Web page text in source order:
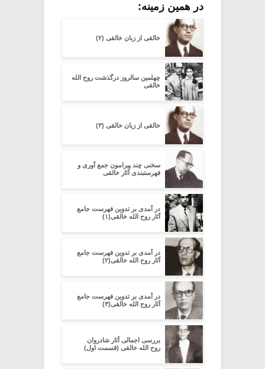
در همین زمینه:
خالقى از زبان خالقی (۲)
چهلمین سالروز درگذشت روح الله
خالقی
خالقى از زبان خالقی (۳)
سخنی چند پیرامون جمع آوری و
فهرستبندی آثار خالقی
در آمدی بر تدوین فهرست جامع
آثار روح الله خالقی(۱)
در آمدی بر تدوین فهرست جامع
آثار روح الله خالقی(۲)
در آمدی بر تدوین فهرست جامع
آثار روح الله خالقی(۳)
بررسی اجمالی آثار شادروان
روح الله خالقی (قسمت اول)